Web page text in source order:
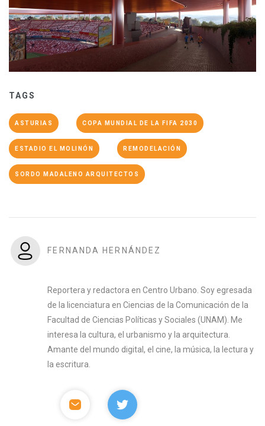
TAGS
ASTURIAS COPA MUNDIAL DE LA FIFA 2030
ESTADIO EL MOLINÓN REMODELACIÓN
SORDO MADALENO ARQUITECTOS
FERNANDA HERNÁNDEZ
Reportera y redactora en Centro Urbano. Soy egresada
de la licenciatura en Ciencias de la Comunicación de la
Facultad de Ciencias Políticas y Sociales (UNAM). Me
interesa la cultura, el urbanismo y la arquitectura.
Amante del mundo digital, el cine, la música, la lectura y
la escritura.